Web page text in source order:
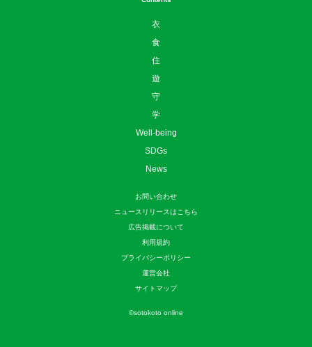
衣
食
住
遊
守
学
Well-being
SDGs
News
お問い合わせ
ニュースリリースはこちら
広告掲載について
利用規約
プライバシーポリシー
運営会社
サイトマップ
©sotokoto online